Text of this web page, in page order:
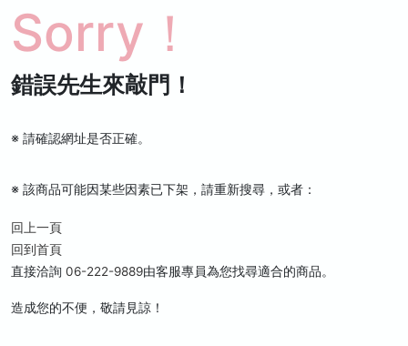
Sorry！
錯誤先生來敲門！
※ 請確認網址是否正確。
※ 該商品可能因某些因素已下架，請重新搜尋，或者：
回上一頁
回到首頁
直接洽詢 06-222-9889由客服專員為您找尋適合的商品。
造成您的不便，敬請見諒！